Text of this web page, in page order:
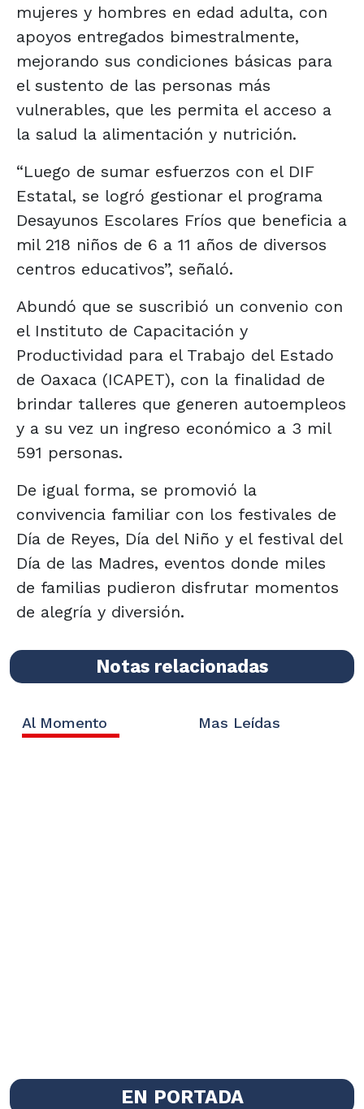
mujeres y hombres en edad adulta, con
apoyos entregados bimestralmente,
mejorando sus condiciones básicas para
el sustento de las personas más
vulnerables, que les permita el acceso a
la salud la alimentación y nutrición.
“Luego de sumar esfuerzos con el DIF
Estatal, se logró gestionar el programa
Desayunos Escolares Fríos que beneficia a
mil 218 niños de 6 a 11 años de diversos
centros educativos”, señaló.
Abundó que se suscribió un convenio con
el Instituto de Capacitación y
Productividad para el Trabajo del Estado
de Oaxaca (ICAPET), con la finalidad de
brindar talleres que generen autoempleos
y a su vez un ingreso económico a 3 mil
591 personas.
De igual forma, se promovió la
convivencia familiar con los festivales de
Día de Reyes, Día del Niño y el festival del
Día de las Madres, eventos donde miles
de familias pudieron disfrutar momentos
de alegría y diversión.
Notas relacionadas
Al Momento Mas Leídas
EN PORTADA